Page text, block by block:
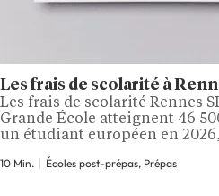
Les frais de scolarité à
Les frais de scolarité Rennes
Grande École atteignent 46
un étudiant européen en
étudiant non européen et hors
10 Min. Écoles post-prépas, Prépas